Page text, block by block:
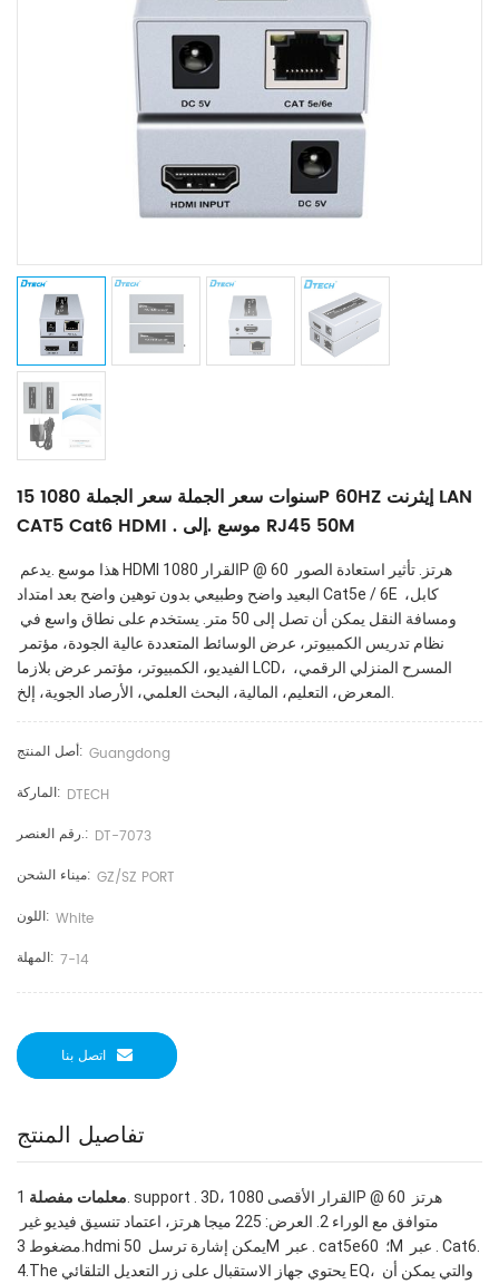
15 سنوات سعر الجملة سعر الجملة 1080P 60HZ إيثرنت LAN
CAT5 Cat6 HDMI . موسع .إلى RJ45 50M
البعيد واضح وطبيعي بدون توهين واضح بعد امتداد Cat5e / 6E كابل،
الفيديو، الكمبيوتر، مؤتمر عرض بلازما LCD، المسرح المنزلي الرقمي،
المعرض، التعليم، المالية، البحث العلمي، الأرصاد الجوية، إلخ.
أصل المنتج: Guangdong
الماركة: DTECH
رقم العنصر.: DT-7073
ميناء الشحن: GZ/SZ PORT
اللون: White
المهلة: 7-14
اتصل بنا
تفاصيل المنتج
معلمات مفصلة 1. support . 3D، القرار الأقصى 1080P @ 60 هرتز
مضغوط 3.hdmi يمكن إشارة ترسل  50M  عبر . cat5e؛  60M  عبر . Cat6.
4.The يحتوي جهاز الاستقبال على زر التعديل التلقائي EQ، والتي يمكن أن